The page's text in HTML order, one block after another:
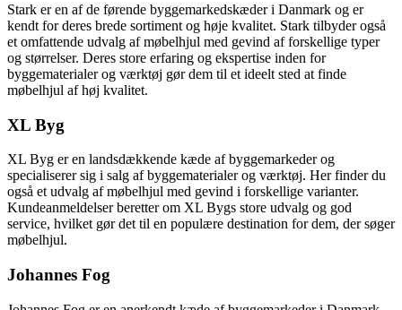
Stark er en af ​​de førende byggemarkedskæder i Danmark og er
kendt for deres brede sortiment og høje kvalitet. Stark tilbyder også
et omfattende udvalg af møbelhjul med gevind af forskellige typer
og størrelser. Deres store erfaring og ekspertise inden for
byggematerialer og værktøj gør dem til et ideelt sted at finde
møbelhjul af høj kvalitet.
XL Byg
XL Byg er en landsdækkende kæde af byggemarkeder og
specialiserer sig i salg af byggematerialer og værktøj. Her finder du
også et udvalg af møbelhjul med gevind i forskellige varianter.
Kundeanmeldelser beretter om XL Bygs store udvalg og god
service, hvilket gør det til en populære destination for dem, der søger
møbelhjul.
Johannes Fog